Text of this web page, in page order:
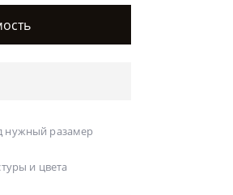
нужный разамер
и цвета